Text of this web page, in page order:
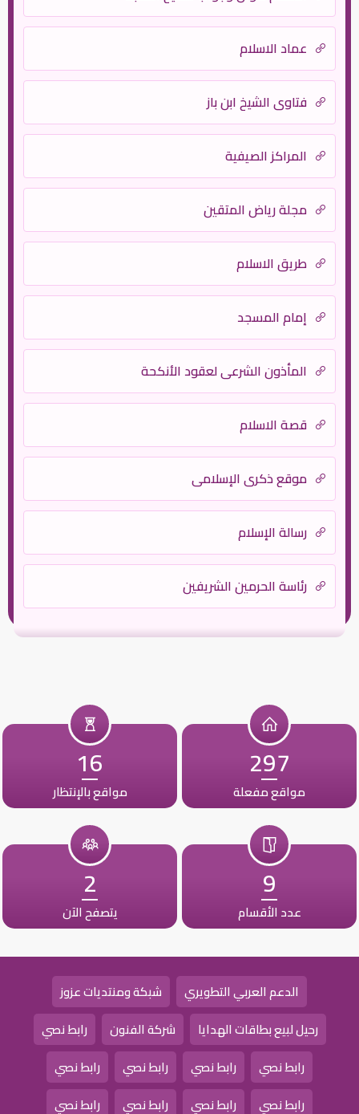
عماد الاسلام
فتاوى الشيخ ابن باز
المراكز الصيفية
مجلة رياض المتقين
طريق الاسلام
إمام المسجد
المأذون الشرعي لعقود الأنكحة
قصة الاسلام
موقع ذكرى الإسلامي
رسالة الإسلام
رئاسة الحرمين الشريفين
297
مواقع مفعلة
16
مواقع بالإنتظار
9
عدد الأقسام
2
يتصفح الآن
الدعم العربي التطويري
شبكة ومنتديات عزوز
رحيل لبيع بطاقات الهدايا
شركة الفنون
رابط نصي
رابط نصي
رابط نصي رابط نصي
رابط نصي
رابط نصي
رابط نصي رابط نصي رابط نصي